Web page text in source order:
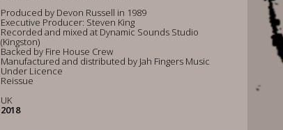
Produced by Devon Russell in 1989
Executive Producer: Steven King
Recorded and mixed at Dynamic Sounds Studio
(Kingston)
Backed by Fire House Crew
Manufactured and distributed by Jah Fingers Music
Under Licence
Reissue
UK
2018